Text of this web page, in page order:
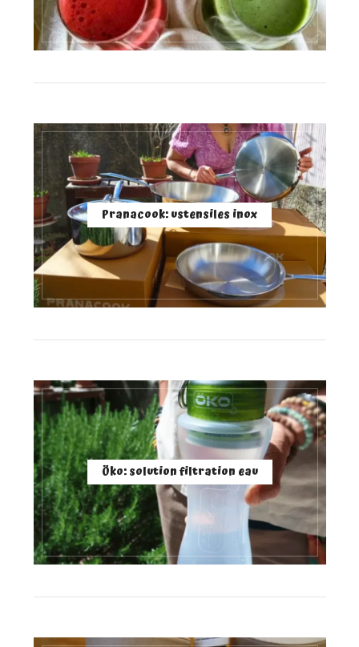
Pranacook: ustensiles inox
Öko: solution filtration eau